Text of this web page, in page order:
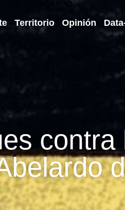
Territorio Opinión
contra